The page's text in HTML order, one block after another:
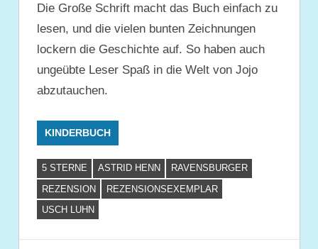
Die Große Schrift macht das Buch einfach zu
lesen, und die vielen bunten Zeichnungen
lockern die Geschichte auf. So haben auch
ungeübte Leser Spaß in die Welt von Jojo
abzutauchen.
KINDERBUCH
5 STERNE ASTRID HENN
RAVENSBURGER
REZENSION
REZENSIONSEXEMPLAR
USCH LUHN